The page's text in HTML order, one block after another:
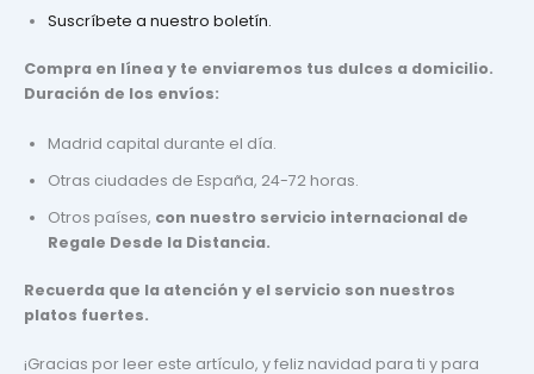
Suscríbete a nuestro boletín.
Compra en línea y te enviaremos tus dulces a domicilio.
Duración de los envíos:
Madrid capital durante el día.
Otras ciudades de España, 24-72 horas.
Otros países, con nuestro servicio internacional de
Regale Desde la Distancia.
Recuerda que la atención y el servicio son nuestros
platos fuertes.
¡Gracias por leer este artículo, y feliz navidad para ti y para